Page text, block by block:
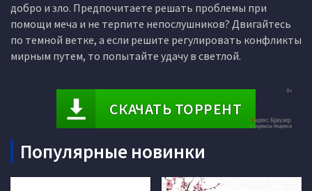
добро и зло. Предпочитаете решать проблемы при
помощи меча и не терпите непослушников? Двигайтесь
по темной ветке, а если решите регулировать конфликты
мирным путем, то попытайте удачу в светлой.
СКАЧАТЬ ТОРРЕНТ
Популярные новинки